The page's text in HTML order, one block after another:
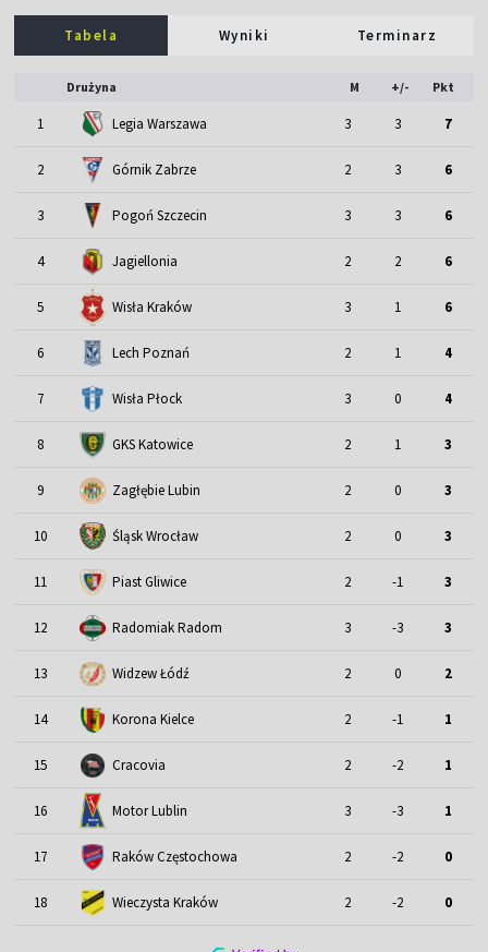
Tabela Wyniki Terminarz
Drużyna M +/- Pkt
1 Legia Warszawa 3 3 7
2 Górnik Zabrze 2 3 6
3 Pogoń Szczecin 3 3 6
4 Jagiellonia 2 2 6
5 Wisła Kraków 3 1 6
6 Lech Poznań 2 1 4
7 Wisła Płock 3 0 4
8 GKS Katowice 2 1 3
9 Zagłębie Lubin 2 0 3
10 Śląsk Wrocław 2 0 3
11 Piast Gliwice 2 -1 3
12 Radomiak Radom 3 -3 3
13 Widzew Łódź 2 0 2
14 Korona Kielce 2 -1 1
15 Cracovia 2 -2 1
16 Motor Lublin 3 -3 1
17 Raków Częstochowa 2 -2 0
18 Wieczysta Kraków 2 -2 0